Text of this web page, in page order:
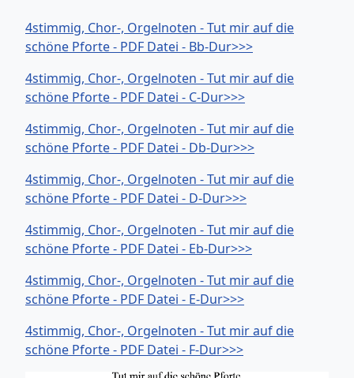
4stimmig, Chor-, Orgelnoten - Tut mir auf die
schöne Pforte - PDF Datei - Bb-Dur>>>
4stimmig, Chor-, Orgelnoten - Tut mir auf die
schöne Pforte - PDF Datei - C-Dur>>>
4stimmig, Chor-, Orgelnoten - Tut mir auf die
schöne Pforte - PDF Datei - Db-Dur>>>
4stimmig, Chor-, Orgelnoten - Tut mir auf die
schöne Pforte - PDF Datei - D-Dur>>>
4stimmig, Chor-, Orgelnoten - Tut mir auf die
schöne Pforte - PDF Datei - Eb-Dur>>>
4stimmig, Chor-, Orgelnoten - Tut mir auf die
schöne Pforte - PDF Datei - E-Dur>>>
4stimmig, Chor-, Orgelnoten - Tut mir auf die
schöne Pforte - PDF Datei - F-Dur>>>